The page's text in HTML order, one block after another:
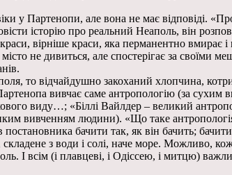
у Партенопи, але вона не має відповіді.
історію про реальний Неаполь, він
вірніше краси, яка перманентно
місто не дивиться, але спостерігає за
то відчайдушно закоханий хлопчина,
вивчає саме антропологію (за
виду…; «Біллі Вайлдер – великий
вивченням людини). «Що таке
бачити так, як він бачить;
складене з води і солі, наче море. Можливо,
І всім (і плавцеві, і Одіссею, і митцю)